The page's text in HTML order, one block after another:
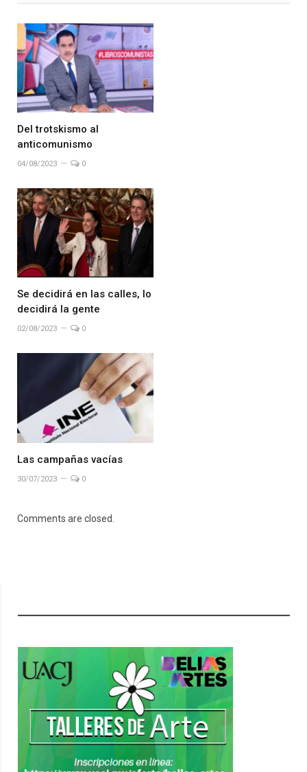
Del trotskismo al
anticomunismo
04/08/2023 0
Se decidirá en las calles, lo
decidirá la gente
02/08/2023 0
Las campañas vacías
30/07/2023 0
Comments are closed.